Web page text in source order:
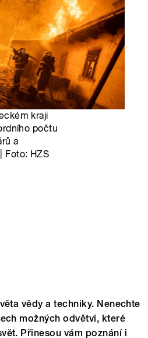
kraji
počtu
a
Foto: HZS
vědy a techniky. Nenechte
možných odvětví, které
Přinesou vám poznání i